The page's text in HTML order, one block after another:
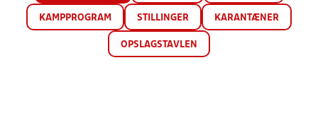
KAMPPROGRAM STILLINGER KARANTÆNER
OPSLAGSTAVLEN